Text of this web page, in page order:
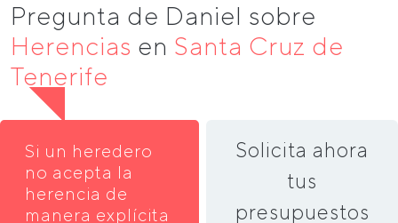
Pregunta de Daniel sobre
Herencias en Santa Cruz de
Tenerife
Si un heredero
no acepta la
herencia de
manera explícita
Solicita ahora
tus
presupuestos